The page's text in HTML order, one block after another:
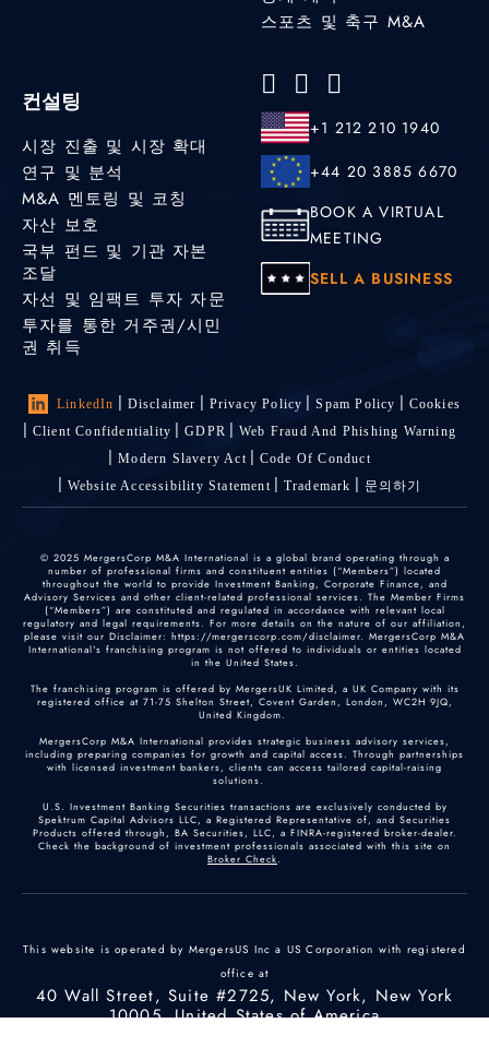
스포츠 및 축구 M&A
컨설팅
시장 진출 및 시장 확대
연구 및 분석
M&A 멘토링 및 코칭
자산 보호
국부 펀드 및 기관 자본
조달
자선 및 임팩트 투자 자문
투자를 통한 거주권/시민
권 취득
+1 212 210 1940
+44 20 3885 6670
BOOK A VIRTUAL
MEETING
SELL A BUSINESS
LinkedIn Disclaimer Privacy Policy Spam Policy
Cookies
Client Confidentiality
GDPR
Web Fraud And Phishing Warning
Modern Slavery Act
Code Of Conduct
Website Accessibility Statement
Trademark 문의하기
© 2025 MergersCorp M&A International is a global brand operating through a
number of professional firms and constituent entities (“Members”) located
throughout the world to provide Investment Banking, Corporate Finance, and
Advisory Services and other client-related professional services. The Member Firms
(“Members”) are constituted and regulated in accordance with relevant local
regulatory and legal requirements. For more details on the nature of our affiliation,
please visit our Disclaimer: https://mergerscorp.com/disclaimer. MergersCorp M&A
International's franchising program is not offered to individuals or entities located
in the United States.
The franchising program is offered by MergersUK Limited, a UK Company with its
registered office at 71-75 Shelton Street, Covent Garden, London, WC2H 9JQ,
United Kingdom.
MergersCorp M&A International provides strategic business advisory services,
including preparing companies for growth and capital access. Through partnerships
with licensed investment bankers, clients can access tailored capital-raising
solutions.
U.S. Investment Banking Securities transactions are exclusively conducted by
Spektrum Capital Advisors LLC, a Registered Representative of, and Securities
Products offered through, BA Securities, LLC, a FINRA-registered broker-dealer.
Check the background of investment professionals associated with this site on
Broker Check.
This website is operated by MergersUS Inc a US Corporation with registered
office at
40 Wall Street, Suite #2725, New York, New York
10005, United States of America